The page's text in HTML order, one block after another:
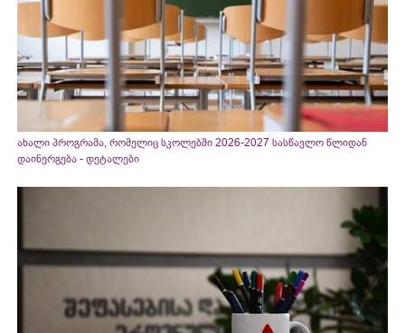
ახალი პროგრამა, რომელიც სკოლებში 2026-2027 სასწავლო წლიდან
დაინერგება - დეტალები